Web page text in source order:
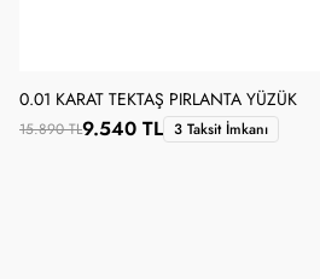
0.01 KARAT TEKTAŞ PIRLANTA YÜZÜK
15.890 TL9.540 TL 3 Taksit İmkanı